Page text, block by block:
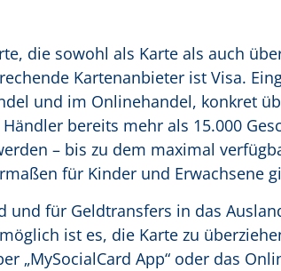
die sowohl als Karte als auch
Kartenanbieter ist Visa.
und im Onlinehandel, konkret
bereits mehr als 15.000
– bis zu dem maximal
für Kinder und Erwachsene
und für Geldtransfers in das
ist es, die Karte zu
„MySocialCard App“ oder das